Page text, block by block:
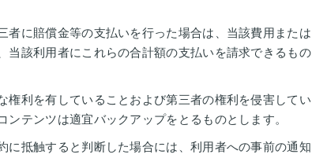
に賠償金等の支払いを行った場合は、当該費用または
該利用者にこれらの合計額の支払いを請求できるもの
利を有していることおよび第三者の権利を侵害してい
テンツは適宜バックアップをとるものとします。
抵触すると判断した場合には、利用者への事前の通知